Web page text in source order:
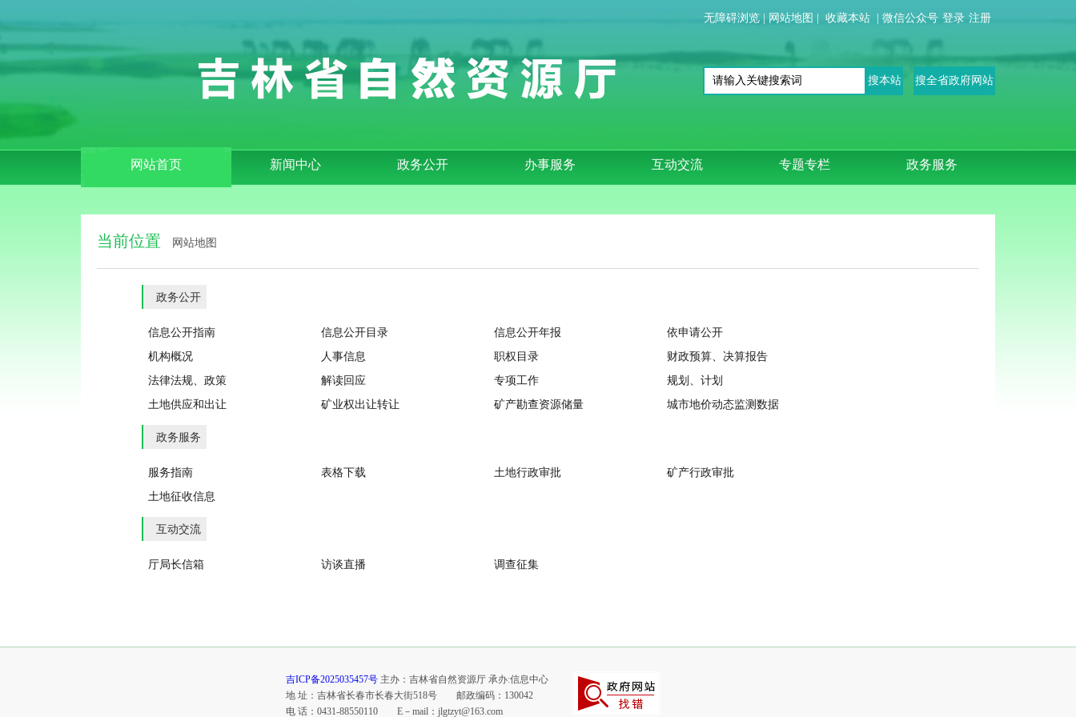
登录 注册
无障碍浏览 网站地图 收藏本站 微信公众号
网站首页 新闻中心 政务公开 办事服务 互动交流 专题专栏 政务服务
当前位置 网站地图
政务公开
信息公开指南 信息公开目录 信息公开年报
依申请公开
机构概况
人事信息 职权目录
财政预算、决算报告
法律法规、政策
解读回应 专项工作
规划、计划
土地供应和出让
矿业权出让转让 矿产勘查资源储量 城市地价动态监测数据
政务服务
服务指南 表格下载 土地行政审批
矿产行政审批
土地征收信息
互动交流
厅局长信箱 访谈直播 调查征集
吉ICP备2025035457号 主办：吉林省自然资源厅 承办:信息中心
地 址：吉林省长春市长春大街518号 邮政编码：130042
电 话：0431-88550110 E－mail： jlgtzyt@163.com